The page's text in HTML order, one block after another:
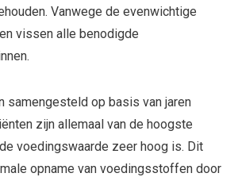
Vanwege de evenwichtige
vissen alle benodigde
samengesteld op basis van jaren
zijn allemaal van de hoogste
voedingswaarde zeer hoog is. Dit
opname van voedingsstoffen door